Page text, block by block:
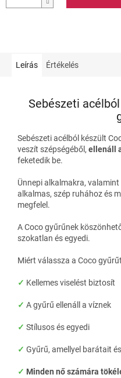
Leírás Értékelés
Sebészeti
Sebészeti acélból készült
veszít szépségéből, ellenáll
feketedik be.
Ünnepi alkalmakra,
alkalmas, szép ruhához és
megfelel.
A Coco gyűrűnek
szokatlan és egyedi.
Miért válassza a Coco
✓ Kellemes viselést biztosít
✓ A gyűrű ellenáll a víznek
✓ Stílusos és egyedi
✓ Gyűrű, amellyel barátait
✓ Minden nő számára